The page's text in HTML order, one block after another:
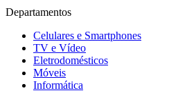
Departamentos
Celulares e Smartphones
TV e Vídeo
Eletrodomésticos
Móveis
Informática